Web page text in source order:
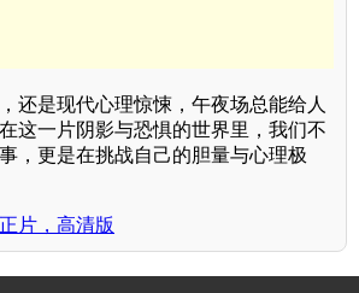
还是现代心理惊悚，午夜场总能给人
这一片阴影与恐惧的世界里，我们不
，更是在挑战自己的胆量与心理极
片，高清版